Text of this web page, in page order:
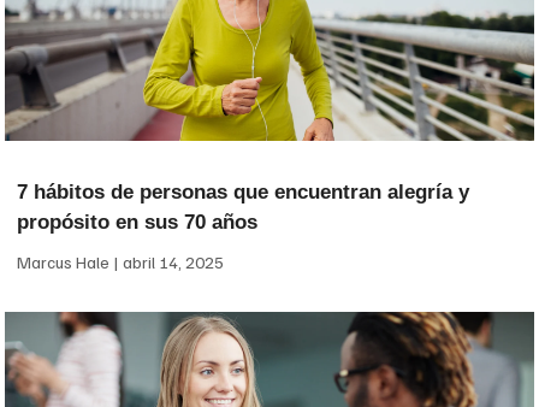
7 hábitos de personas que encuentran alegría y
propósito en sus 70 años
Marcus Hale abril 14, 2025